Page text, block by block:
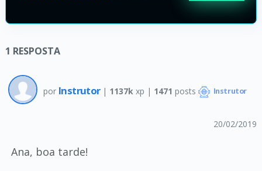
1 RESPOSTA
por Instrutor | 1137k xp | 1471 posts Instrutor
20/02/2019
Ana, boa tarde!